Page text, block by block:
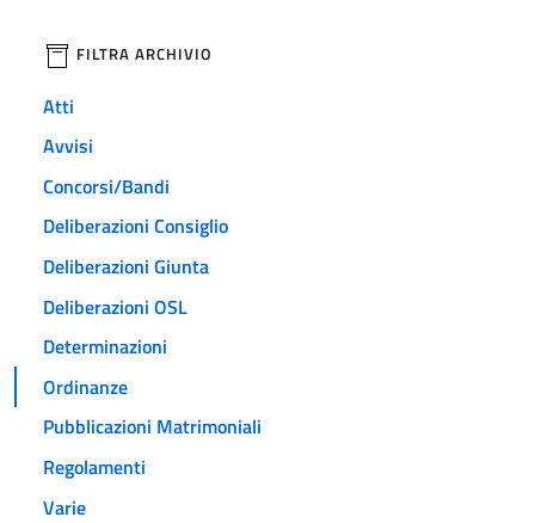
filtri da applicare
FILTRA ARCHIVIO
Atti
Avvisi
Concorsi/Bandi
Deliberazioni Consiglio
Deliberazioni Giunta
Deliberazioni OSL
Determinazioni
Ordinanze
Pubblicazioni Matrimoniali
Regolamenti
Varie